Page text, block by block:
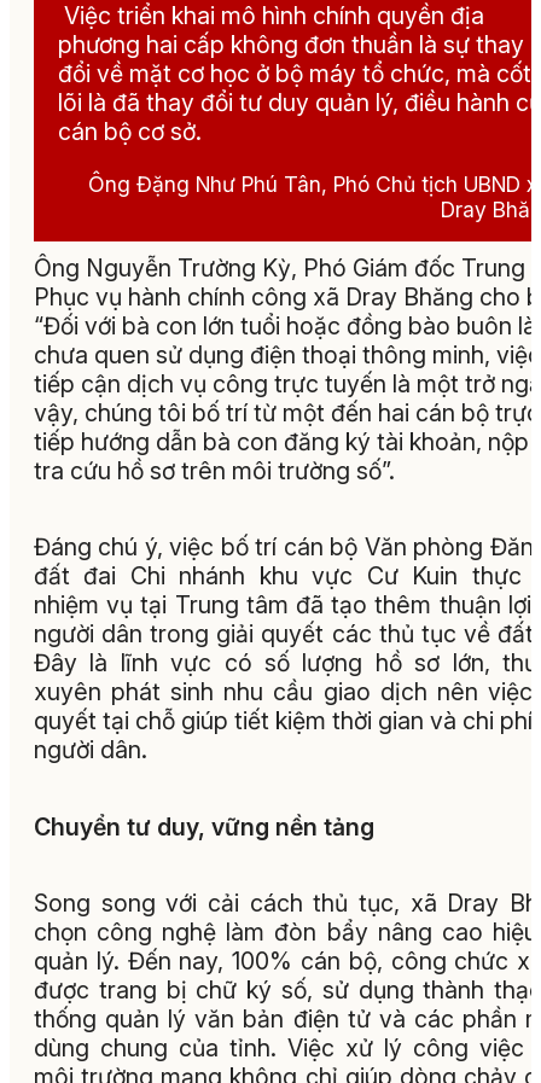
Việc triển khai mô hình chính quyền địa
phương hai cấp không đơn thuần là sự thay
đổi về mặt cơ học ở bộ máy tổ chức, mà cốt
lõi là đã thay đổi tư duy quản lý, điều hành
cán bộ cơ sở.
Ông Đặng Như Phú Tân, Phó Chủ tịch UBND
Dray
Ông Nguyễn Trường Kỳ, Phó Giám đốc Trung
Phục vụ hành chính công xã Dray Bhăng cho
“Đối với bà con lớn tuổi hoặc đồng bào buôn
chưa quen sử dụng điện thoại thông minh, việc
tiếp cận dịch vụ công trực tuyến là một trở
vậy, chúng tôi bố trí từ một đến hai cán bộ trực
tiếp hướng dẫn bà con đăng ký tài khoản, nộp
tra cứu hồ sơ trên môi trường số”.
Đáng chú ý, việc bố trí cán bộ Văn phòng
đất đai Chi nhánh khu vực Cư Kuin thực
nhiệm vụ tại Trung tâm đã tạo thêm thuận lợi
người dân trong giải quyết các thủ tục về đất
Đây là lĩnh vực có số lượng hồ sơ lớn,
xuyên phát sinh nhu cầu giao dịch nên việc
quyết tại chỗ giúp tiết kiệm thời gian và chi phí
người dân.
Chuyển tư duy, vững nền tảng
Song song với cải cách thủ tục, xã Dray
chọn công nghệ làm đòn bẩy nâng cao
quản lý. Đến nay, 100% cán bộ, công chức
được trang bị chữ ký số, sử dụng thành
thống quản lý văn bản điện tử và các phần
dùng chung của tỉnh. Việc xử lý công việc